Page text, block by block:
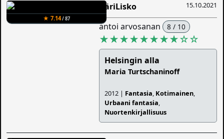
★ 7.14/ 87
15.10.2021
ÄäriLisko
antoi arvosanan 8 / 10
★★★★★★★★☆☆
Helsingin alla
Maria Turtschaninoff
2012 | Fantasia, Kotimainen,
Urbaani fantasia,
Nuortenkirjallisuus